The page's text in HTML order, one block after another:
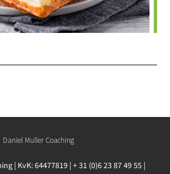
Daniel Muller Coaching
| KvK: 64477819 | + 31 (0)6 23 87 49 55 |